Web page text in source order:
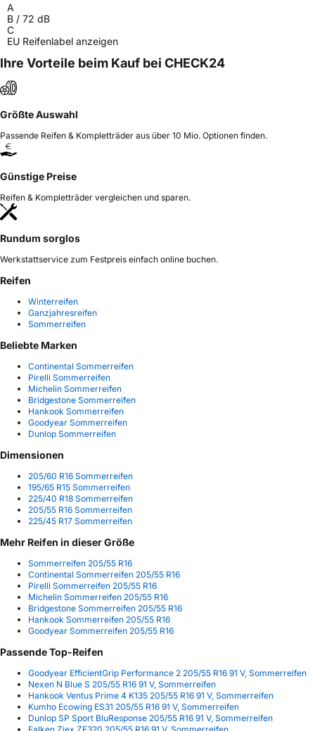
A
B / 72 dB
C
EU Reifenlabel anzeigen
Ihre Vorteile beim Kauf bei CHECK24
Größte Auswahl
Passende Reifen & Kompletträder aus über 10 Mio. Optionen finden.
Günstige Preise
Reifen & Kompletträder vergleichen und sparen.
Rundum sorglos
Werkstattservice zum Festpreis einfach online buchen.
Reifen
Winterreifen
Ganzjahresreifen
Sommerreifen
Beliebte Marken
Continental Sommerreifen
Pirelli Sommerreifen
Michelin Sommerreifen
Bridgestone Sommerreifen
Hankook Sommerreifen
Goodyear Sommerreifen
Dunlop Sommerreifen
Dimensionen
205/60 R16 Sommerreifen
195/65 R15 Sommerreifen
225/40 R18 Sommerreifen
205/55 R16 Sommerreifen
225/45 R17 Sommerreifen
Mehr Reifen in dieser Größe
Sommerreifen 205/55 R16
Continental Sommerreifen 205/55 R16
Pirelli Sommerreifen 205/55 R16
Michelin Sommerreifen 205/55 R16
Bridgestone Sommerreifen 205/55 R16
Hankook Sommerreifen 205/55 R16
Goodyear Sommerreifen 205/55 R16
Passende Top-Reifen
Goodyear EfficientGrip Performance 2 205/55 R16 91 V, Sommerreifen
Nexen N Blue S 205/55 R16 91 V, Sommerreifen
Hankook Ventus Prime 4 K135 205/55 R16 91 V, Sommerreifen
Kumho Ecowing ES31 205/55 R16 91 V, Sommerreifen
Dunlop SP Sport BluResponse 205/55 R16 91 V, Sommerreifen